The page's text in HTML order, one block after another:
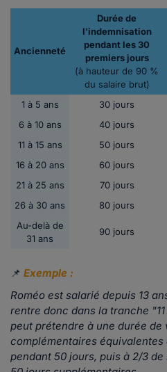
Ancienneté
Durée de
l'indemnisation
pendant les 30
premiers jours
(à hauteur de 90 %
du salaire brut)
1 à 5 ans
30 jours
6 à 10 ans
40 jours
11 à 15 ans
50 jours
16 à 20 ans
60 jours
21 à 25 ans
70 jours
26 à 30 ans
80 jours
Au-delà de
31 ans
90 jours
📌 Exemple :
Roméo est salarié depuis 13
rentre donc dans la tranche
peut prétendre à une durée
complémentaires
pendant 50 jours, puis à 2/3